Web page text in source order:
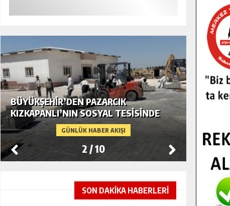
GÜNLÜK HABER AKIŞI
BÜYÜKŞEHIR’DEN PAZARCIK
KIZKAPANLI’NIN SOSYAL TESISINDE
ÇEVRE DÜZENLEMESI.
2 /10
SON DAKİKA HABERLERİ